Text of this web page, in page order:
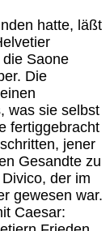
hatte, läßt
Saone
Die
was sie selbst
fertiggebracht
jener
Gesandte zu
der im
gewesen war.
Caesar: